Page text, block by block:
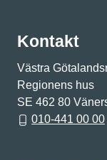
Kontakt
Västra
Regionens hus
SE 462 80
010-441 00 00